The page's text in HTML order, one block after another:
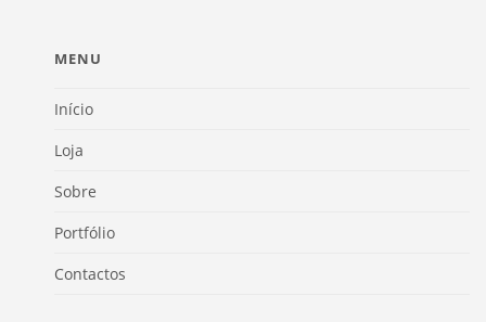
MENU
Início
Loja
Sobre
Portfólio
Contactos